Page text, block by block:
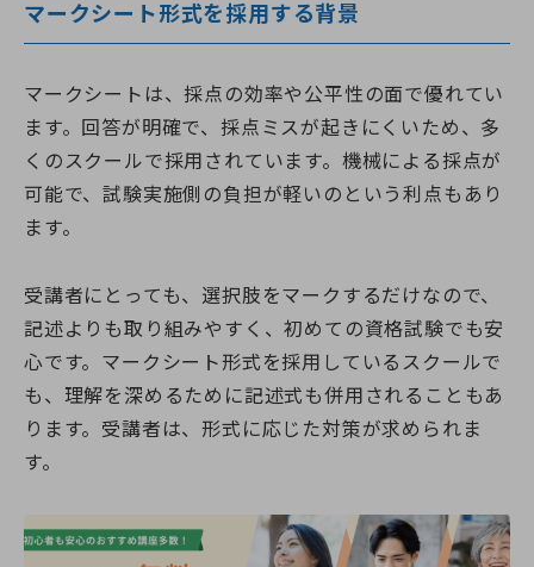
マークシート形式を採用する背景
マークシートは、採点の効率や公平性の面で優れてい
ます。回答が明確で、採点ミスが起きにくいため、多
くのスクールで採用されています。機械による採点が
可能で、試験実施側の負担が軽いのという利点もあり
ます。
受講者にとっても、選択肢をマークするだけなので、
記述よりも取り組みやすく、初めての資格試験でも安
心です。マークシート形式を採用しているスクールで
も、理解を深めるために記述式も併用されることもあ
ります。受講者は、形式に応じた対策が求められま
す。